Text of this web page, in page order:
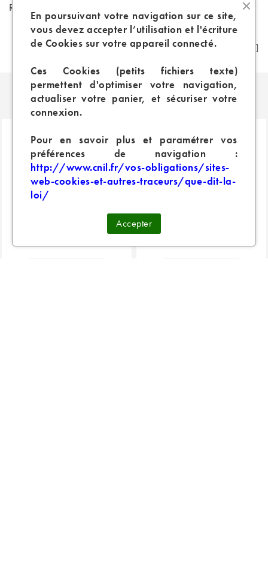
Références spécifiques
PRODUITS SIMILAIRES
En poursuivant votre navigation sur ce site,
vous devez accepter l’utilisation et l'écriture
de Cookies sur votre appareil connecté.
Ces Cookies (petits fichiers texte)
permettent d'optimiser votre navigation,
actualiser votre panier, et sécuriser votre
connexion.
Pour en savoir plus et paramétrer vos
préférences de navigation :
http://www.cnil.fr/vos-obligations/sites-
web-cookies-et-autres-traceurs/que-dit-la-
loi/
Accepter